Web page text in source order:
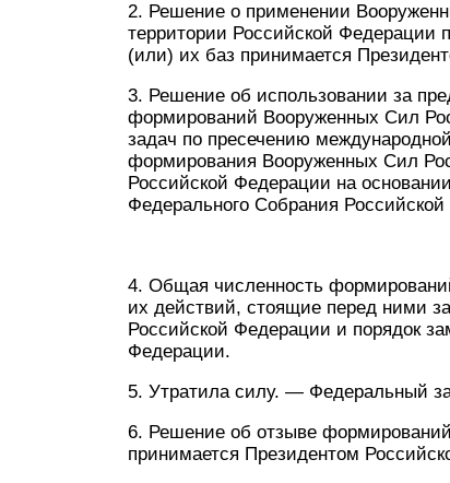
2. Решение о применении
территории Российской Федерации
(или) их баз принимается
3. Решение об использовании за
формирований Вооруженных Сил
задач по пресечению
формирования Вооруженных Сил
Российской Федерации на
Федерального Собрания
4. Общая численность
их действий, стоящие перед ними
Российской Федерации и порядок
Федерации.
5. Утратила силу. — Федеральный
6. Решение об отзыве
принимается Президентом